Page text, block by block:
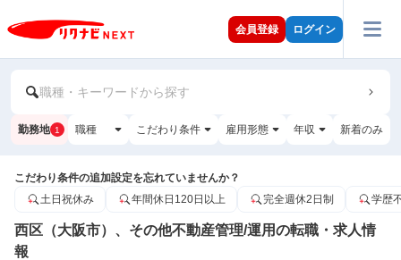
会員登録 ログイン
職種・キーワードから探す
勤務地 1 職種 こだわり条件 雇用形態 年収 新着のみ
こだわり条件の追加設定を忘れていませんか？
土日祝休み
年間休日120日以上 完全週休2日制 学歴
西区（大阪市）、その他不動産管理/運用の転職・求人情
報